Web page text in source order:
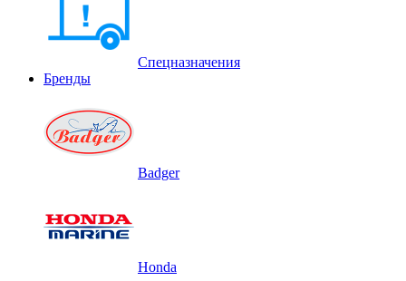
Спецназначения
Бренды
Badger
Honda